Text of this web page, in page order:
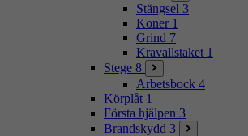
Stängsel 3
Koner 1
Grind 7
Kravallstaket 1
Stege 8
Arbetsbock 4
Körplåt 1
Första hjälpen 3
Brandskydd 3